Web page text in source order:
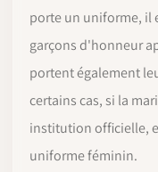
porte un uniforme, il
garçons d'honneur
portent également
certains cas, si la
institution officielle,
uniforme féminin.